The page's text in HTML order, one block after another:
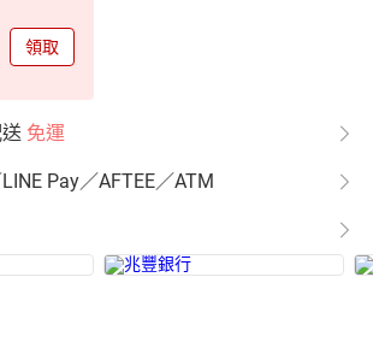
領取
免運
Pay／AFTEE／ATM